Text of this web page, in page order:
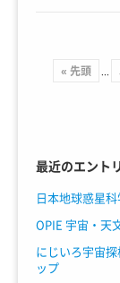
« 先頭 ...
最近のエント
日本地球惑星
OPIE 宇宙・天
にじいろ宇宙
ップ